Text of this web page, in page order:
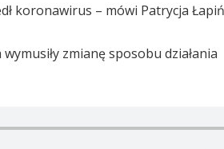
koronawirus – mówi Patrycja
zmianę sposobu działania